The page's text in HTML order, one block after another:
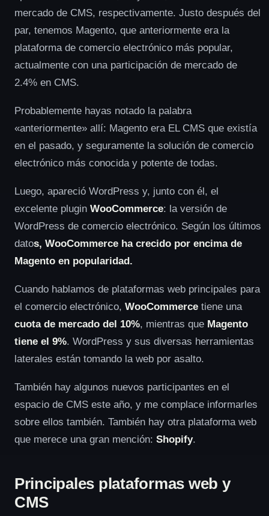
mercado de CMS, respectivamente. Justo después del
par, tenemos Magento, que anteriormente era la
plataforma de comercio electrónico más popular,
actualmente con una participación de mercado de
2.4% en CMS.
Probablemente hayas notado la palabra
«anteriormente» allí: Magento era EL CMS que existía
en el pasado, y seguramente la solución de comercio
electrónico más conocida y potente de todas.
Luego, apareció WordPress y, junto con él, el
excelente plugin WooCommerce: la versión de
WordPress de comercio electrónico. Según los últimos
datos, WooCommerce ha crecido por encima de
Magento en popularidad.
Cuando hablamos de plataformas web principales para
el comercio electrónico, WooCommerce tiene una
cuota de mercado del 10%, mientras que Magento
tiene el 9%. WordPress y sus diversas herramientas
laterales están tomando la web por asalto.
También hay algunos nuevos participantes en el
espacio de CMS este año, y me complace informarles
sobre ellos también. También hay otra plataforma web
que merece una gran mención: Shopify.
Principales plataformas web y
CMS